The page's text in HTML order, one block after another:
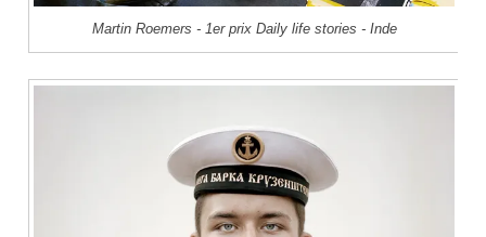
Martin Roemers - 1er prix Daily life stories - Inde